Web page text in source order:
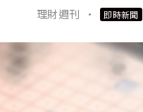
理財週刊 · 即時新聞